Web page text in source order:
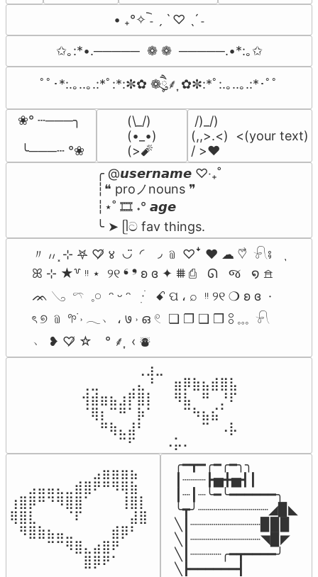
• ₊°✧︡ ˗ ˏ ˋ ♡ ˎˊ ˗
✩｡:*•.─────  ❁ ❁  ─────.•*:｡✩
ﾟﾟ･*:.｡..｡.:*ﾟ:*:✼✿ ❁ཻུ۪۪⸙͎ ✿✼:*ﾟ:.｡..｡.:*･ﾟﾟ
❀° ┄───╮
╰───┄ °❀
(\_/)
(•_•)
(>🧨
/)_/)
(,,>.<)  <(your text)
/ >❤️
╭ @𝙪𝙨𝙚𝙧𝙣𝙖𝙢𝙚 ♡‧₊˚
┆❝ proノnouns ❞
┆⋆˚ 🎞️ ˖° 𝙖𝙜𝙚
╰ ➤ ᥫට fav things.
〃 ៸៸ ⸼ ⊹ 𖤐 ♡̸ ४  ◡̈  ◜ ◞ ﹫ ♡ꜜ ♥︎ ☁︎ ♡⃗  𓍯⨾    ִֶָ
ꕤ ⊹ ★꒷ ᵎᵎ ⋆  ୨୧ ❛ ❜ ʚ ɞ ✦ ⩩ ⎙   ᘏ   જ   ໑ 𖠿
ᨏ 𓂅  𓍼  𓈒𓏸  ᵔ ᵕ ᵔ   ᮫ִ  ׂ  ꗃ ପ ، ⌕  ᵎᵎ ୨୧ ❍ ʚ ɞ  ·
ৎ ୭ ﹫ 𖧧࣪ ˒ 𓂃﹅ ، ७ ˒ ഒ 𓏲  ❏ ❐ ❑ ❒ 𓃊 𓈓  𓍯
﹆ ❥ ♡̸ ☆　° ⸙͎  ‹ ⛇
⠀⠀⠀⠀⠀⠀⢀⣰⣀⠀⠀⠀⠀⠀⠀⠀⠀
⢀⣀⠀⠀⠀⢀⣄⠘⠀⠀⣶⡿⣷⣦⣾⣿⣧
⢺⣾⣶⣦⣰⡟⣿⡇⠀⠀⠻⣧⠀⠛⠀⡘⠏
⠈⢿⡆⠉⠛⠁⡷⠁⠀⠀⠀⠉⠳⣦⣮⠁⠀
⠀⠀⠛⢷⣄⣼⠃⠀⠀⠀⠀⠀⠀⠉⠀⠠⡧
⠀⠀⠀⠀⠉⠋⠀⠀⠀⠠⡥⠄⠀⠀⠀⠀⠀
⠀⠀⠀⠀⠀⠀⠀⠀⠀⣠⣶⣶⣶⣦⠀⠀
⠀⠀⣠⣤⣤⣄⣀⣾⣿⠟⠛⠻⢿⣷⠀
⢰⣿⡿⠛⠙⠻⣿⣿⠁⠀⠀⠀⢸⣿⡇
⢿⣿⣇⠀⠀⠀⠈⠏⠀⠀⠀⠀⠀⣼⣿⠀
⠀⠻⣿⣷⣦⣤⣀⠀⠀⠀⠀⣾⡿⠃⠀
⠀⠀⠀⠀⠉⠉⠻⣿⣄⣴⣿⠟⠀⠀⠀
⠀⠀⠀⠀⠀⠀⠀⠀⣿⡿⠟⠁⠀⠀⠀⠀
╭━┳━╭━╭━╮╮
┃┈┈┈┣▅╋▅┫┃
┃┈┃┈╰━╰━━━━━━╮
╰┳╯┈┈┈┈┈┈┈┈┈◢▉◣
╲┃┈┈┈┈┈┈┈┈┈▉▉▉
╲┃┈┈┈┈┈┈┈┈┈◥▉◤
╲┃┈┈┈┈╭━┳━━━━╯
╲┣━━━━━━┫﻿